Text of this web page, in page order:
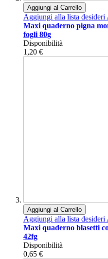
Aggiungi al Carrello
Aggiungi alla lista desideri
Maxi quaderno pigna
fogli 80g
Disponibilità
1,20 €
Aggiungi al Carrello
Aggiungi alla lista desideri
Maxi quaderno blasetti
42fg
Disponibilità
0,65 €